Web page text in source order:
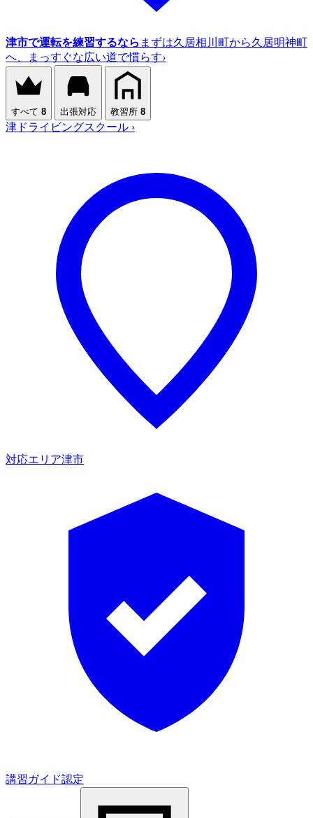
津市で運転を練習するなら まずは久居相川町から久居明神町
へ、まっすぐな広い道で慣らす›
すべて 8 出張対応 教習所 8
津ドライビングスクール ›
対応エリア津市
講習ガイド認定